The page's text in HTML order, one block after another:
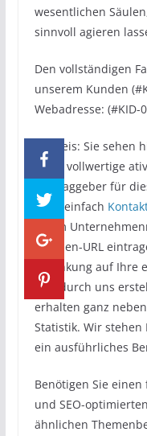
wesentlichen
sinnvoll agieren
Den vollständigen
unserem Kunden
Webadresse: (#KID-
Hinweis: Sie
keine vollwertige
AUftraggeber für
doch einfach
Ihrem
Themen-URL
Verlinkung auf Ihre
Ihre durch uns
erhalten ganz
Statistik. Wir
ein ausführliches
Benötigen Sie
und SEO-
ähnlichen